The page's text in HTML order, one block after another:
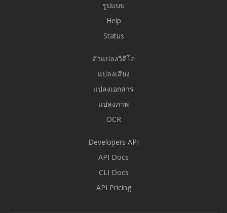
รูปแบบ
Help
Status
ตัวแปลงวิดีโอ
แปลงเสียง
แปลงเอกสาร
แปลงภาพ
OCR
Developers API
API Docs
CLI Docs
API Pricing